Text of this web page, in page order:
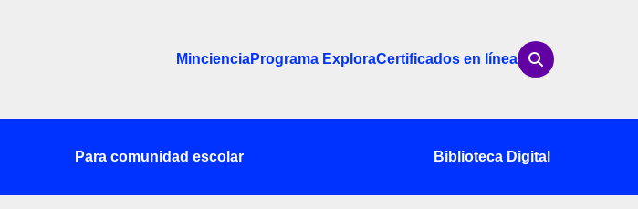
MincienciaPrograma ExploraCertificados en línea
Para comunidad escolar Biblioteca Digital